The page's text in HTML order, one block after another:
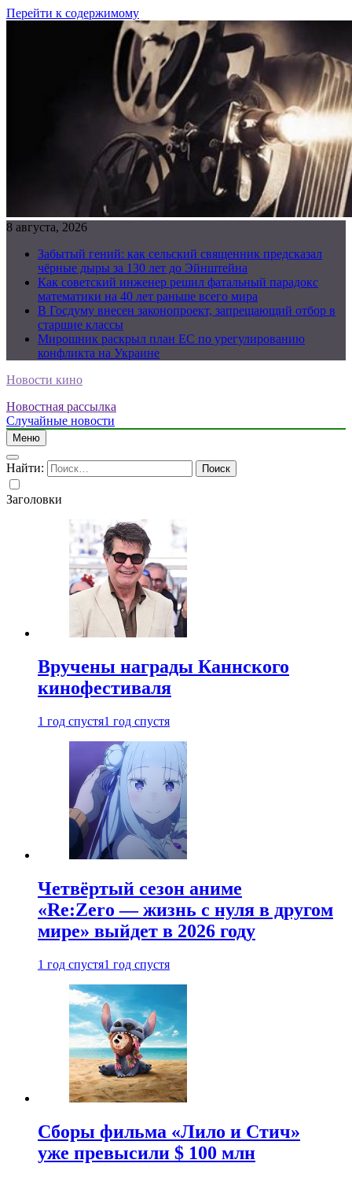
Перейти к содержимому
8 августа, 2026
Забытый гений: как сельский священник предсказал
чёрные дыры за 130 лет до Эйнштейна
Как советский инженер решил фатальный парадокс
математики на 40 лет раньше всего мира
В Госдуму внесен законопроект, запрещающий отбор в
старшие классы
Мирошник раскрыл план ЕС по урегулированию
конфликта на Украине
Новости кино
Новостная рассылка
Случайные новости
Меню
Найти:
Заголовки
Вручены награды Каннского
кинофестиваля
1 год спустя1 год спустя
Четвёртый сезон аниме
«Re:Zero — жизнь с нуля в другом
мире» выйдет в 2026 году
1 год спустя1 год спустя
Сборы фильма «Лило и Стич»
уже превысили $ 100 млн